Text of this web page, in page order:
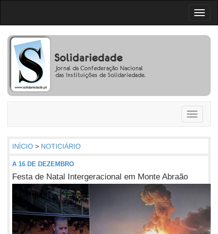
Toggle
INÍCIO > NOTICIÁRIO
A 16 DE DEZEMBRO
Festa de Natal Intergeracional em Monte Abraão